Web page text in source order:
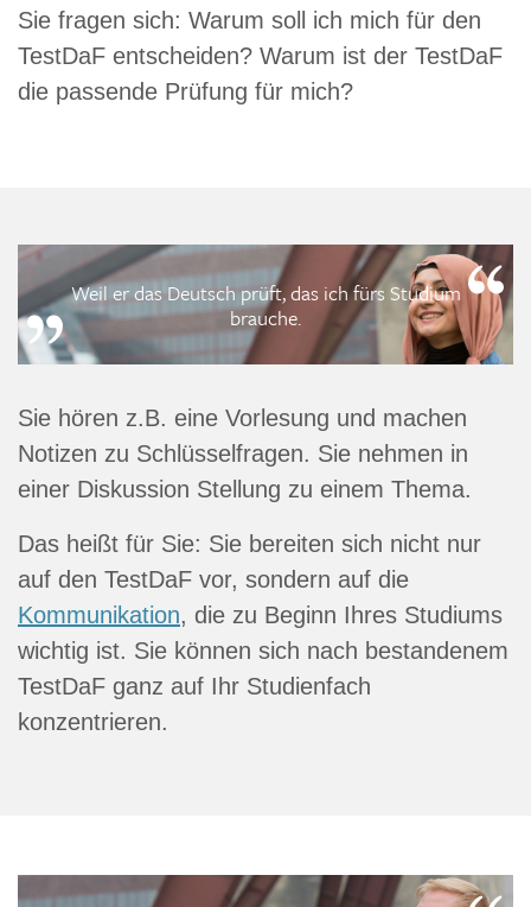
Sie fragen sich: Warum soll ich mich für den
TestDaF entscheiden? Warum ist der TestDaF
die passende Prüfung für mich?
Weil er das Deutsch prüft, das ich fürs Studium
brauche.
Sie hören z.B. eine Vorlesung und machen
Notizen zu Schlüssel­fragen. Sie nehmen in
einer Diskussion Stellung zu einem Thema.
Das heißt für Sie: Sie bereiten sich nicht nur
auf den TestDaF vor, sondern auf die
Kommunikation, die zu Beginn Ihres Studiums
wichtig ist. Sie können sich nach bestandenem
TestDaF ganz auf Ihr Studienfach
konzentrieren.